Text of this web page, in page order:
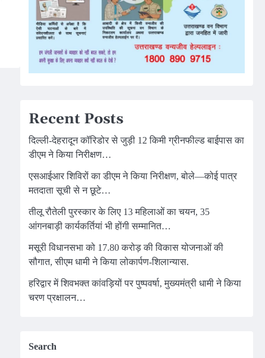
Recent Posts
दिल्ली-देहरादून कॉरिडोर से जुड़ी 12 किमी ग्रीनफील्ड बाईपास का
डीएम ने किया निरीक्षण…
एसआईआर शिविरों का डीएम ने किया निरीक्षण, बोले—कोई पात्र
मतदाता सूची से न छूटे…
तीलू रौतेली पुरस्कार के लिए 13 महिलाओं का चयन, 35
आंगनबाड़ी कार्यकर्तियां भी होंगी सम्मानित…
मसूरी विधानसभा को 17.80 करोड़ की विकास योजनाओं की
सौगात, सीएम धामी ने किया लोकार्पण-शिलान्यास.
हरिद्वार में शिवभक्त कांवड़ियों पर पुष्पवर्षा, मुख्यमंत्री धामी ने किया
चरण प्रक्षालन…
Search